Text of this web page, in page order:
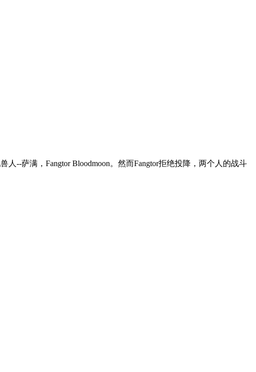
--萨满，Fangtor Bloodmoon。然而Fangtor拒绝投降，两个人的战斗